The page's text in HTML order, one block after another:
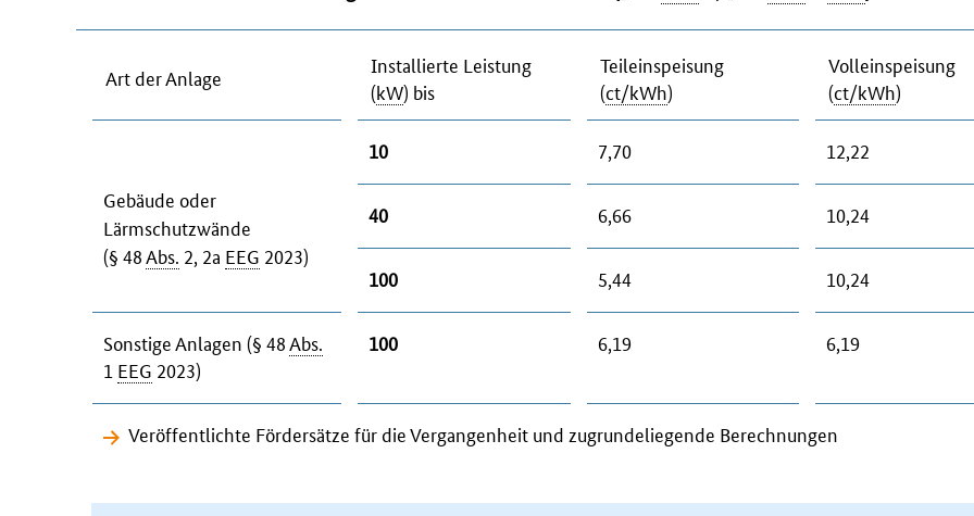
Veröffentlichte Fördersätze für die Vergangenheit und zugrundeliegende Berechnungen
Art der Anlage
Installierte Leistung
(kW) bis
Teileinspeisung
(ct/kWh)
Volleinspeisung
(ct/kWh)
Gebäude oder
Lärmschutzwände
(§ 48 Abs. 2, 2a EEG 2023)
10 7,70 12,22
40 6,66 10,24
100 5,44 10,24
Sonstige Anlagen (§ 48 Abs.
1 EEG 2023)
100 6,19 6,19